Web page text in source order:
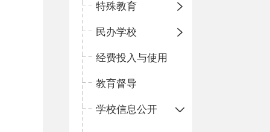
特殊教育
民办学校
经费投入与使用
教育督导
学校信息公开